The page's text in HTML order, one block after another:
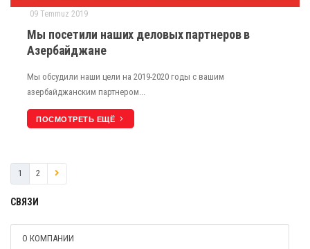
09 Temmuz 2019
Мы посетили наших деловых партнеров в
Азербайджане
Мы обсудили наши цели на 2019-2020 годы с вашим
азербайджанским партнером...
ПОСМОТРЕТЬ ЕЩЁ
1 2
СВЯЗИ
О КОМПАНИИ